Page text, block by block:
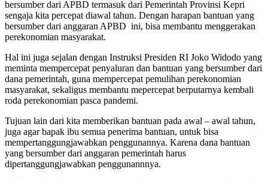
bersumber dari APBD termasuk dari Pemerintah Provinsi Kepri
sengaja kita percepat diawal tahun. Dengan harapan bantuan yang
bersumber dari anggaran APBD ini, bisa membantu menggerakan
perekonomian masyarakat.
Hal ini juga sejalan dengan Instruksi Presiden RI Joko Widodo yang
meminta mempercepat penyaluran dan bantuan yang bersumber dari
dana pemerintah, guna mempercepat pemulihan perekonomian
masyarakat, sekaligus membantu mepercepat berputarnya kembali
roda perekonomian pasca pandemi.
Tujuan lain dari kita memberikan bantuan pada awal – awal tahun,
juga agar bapak ibu semua penerima bantuan, untuk bisa
mempertanggungjawabkan penggunannya. Karena dana bantuan
yang bersumber dari anggaran pemerintah harus
dipertanggungjawabkan penggunannnya.